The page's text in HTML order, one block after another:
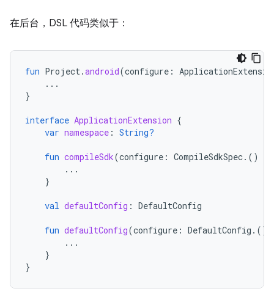
在后台，DSL 代码类似于：
fun Project.android(configure :
...
}
interface ApplicationExtension {
var namespace : String?
fun compileSdk(configure : CompileSdkSpec.()
...
}
val defaultConfig : DefaultConfig
fun defaultConfig(configure : DefaultConfig .()
...
}
}